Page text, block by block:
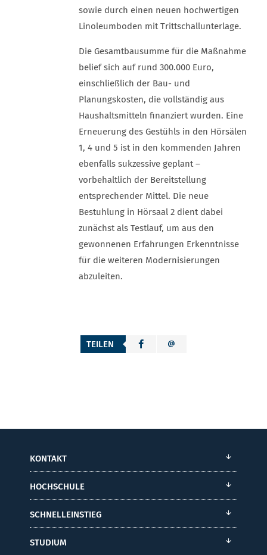
sowie durch einen neuen hochwertigen
Linoleumboden mit Trittschallunterlage.
Die Gesamtbausumme für die Maßnahme
belief sich auf rund 300.000 Euro,
einschließlich der Bau- und
Planungskosten, die vollständig aus
Haushaltsmitteln finanziert wurden. Eine
Erneuerung des Gestühls in den Hörsälen
1, 4 und 5 ist in den kommenden Jahren
ebenfalls sukzessive geplant –
vorbehaltlich der Bereitstellung
entsprechender Mittel. Die neue
Bestuhlung in Hörsaal 2 dient dabei
zunächst als Testlauf, um aus den
gewonnenen Erfahrungen Erkenntnisse
für die weiteren Modernisierungen
abzuleiten.
TEILEN
KONTAKT
HOCHSCHULE
SCHNELLEINSTIEG
STUDIUM